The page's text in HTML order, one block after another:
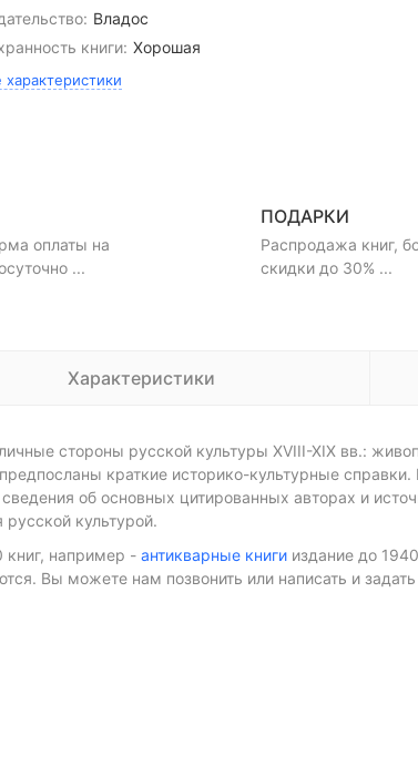
Владос
книги: Хорошая
характеристики
оплаты на
...
ПОДАРКИ
Распродажа книг,
скидки до 30% ...
Характеристики
стороны русской культуры XVIII-XIX вв.:
краткие историко-культурные
об основных цитированных авторах и
русской культурой.
книг, например - антикварные книгииздание до
Вы можете нам позвонить или написать и